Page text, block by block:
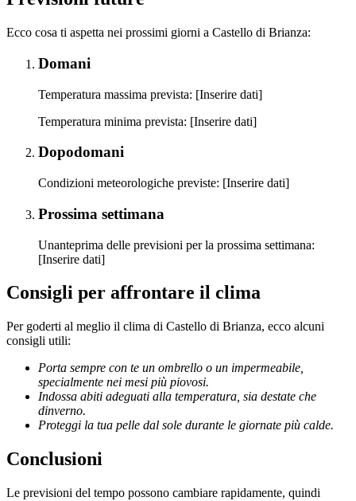
Ecco cosa ti aspetta nei prossimi giorni a Castello di Brianza:
Domani
Temperatura massima prevista: [Inserire dati]
Temperatura minima prevista: [Inserire dati]
Dopodomani
Condizioni meteorologiche previste: [Inserire dati]
Prossima settimana
Unanteprima delle previsioni per la prossima settimana:
[Inserire dati]
Consigli per affrontare il clima
Per goderti al meglio il clima di Castello di Brianza, ecco alcuni
consigli utili:
Porta sempre con te un ombrello o un impermeabile,
specialmente nei mesi più piovosi.
Indossa abiti adeguati alla temperatura, sia destate che
dinverno.
Proteggi la tua pelle dal sole durante le giornate più calde.
Conclusioni
Le previsioni del tempo possono cambiare rapidamente, quindi